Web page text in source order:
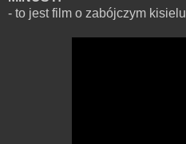
- to jest film o zabójczym kisielu